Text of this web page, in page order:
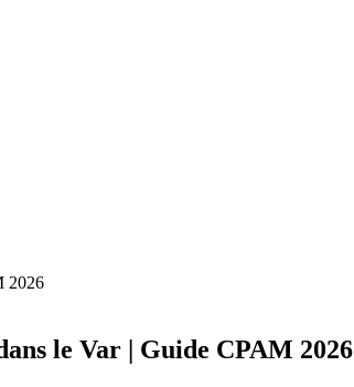
2026
le Var | Guide CPAM 2026